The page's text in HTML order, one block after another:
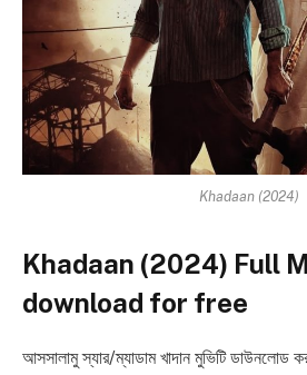
Khadaan (2024)
Khadaan (2024) Full
download for free
আসসালামু স্যার/ম্যাডাম খাদান মুভিটি